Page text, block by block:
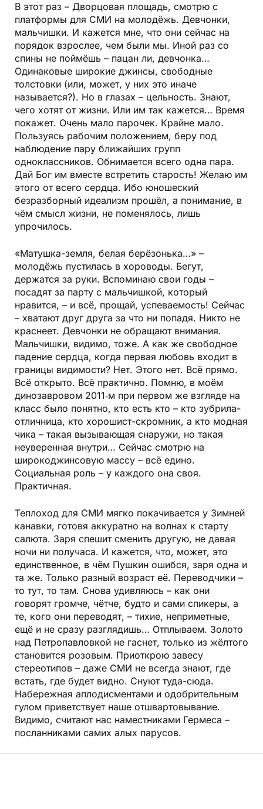
В этот раз – Дворцовая площадь, смотрю с
платформы для СМИ на молодёжь. Девчонки,
мальчишки. И кажется мне, что они сейчас на
порядок взрослее, чем были мы. Иной раз со
спины не поймёшь – пацан ли, девчонка…
Одинаковые широкие джинсы, свободные
толстовки (или, может, у них это иначе
называется?). Но в глазах – цельность. Знают,
чего хотят от жизни. Или им так кажется… Время
покажет. Очень мало парочек. Крайне мало.
Пользуясь рабочим положением, беру под
наблюдение пару ближайших групп
одноклассников. Обнимается всего одна пара.
Дай Бог им вместе встретить старость! Желаю им
этого от всего сердца. Ибо юношеский
безразборный идеализм прошёл, а понимание, в
чём смысл жизни, не поменялось, лишь
упрочилось.
«Матушка-земля, белая берёзонька…» –
молодёжь пустилась в хороводы. Бегут,
держатся за руки. Вспоминаю свои годы –
посадят за парту с мальчишкой, который
нравится, – и всё, прощай, успеваемость! Сейчас
– хватают друг друга за что ни попадя. Никто не
краснеет. Девчонки не обращают внимания.
Мальчишки, видимо, тоже. А как же свободное
падение сердца, когда первая любовь входит в
границы видимости? Нет. Этого нет. Всё прямо.
Всё открыто. Всё практично. Помню, в моём
динозавровом 2011‑м при первом же взгляде на
класс было понятно, кто есть кто – кто зубрила-
отличница, кто хорошист-скромник, а кто модная
чика – такая вызывающая снаружи, но такая
неуверенная внутри… Сейчас смотрю на
широкоджинсовую массу – всё едино.
Социальная роль – у каждого она своя.
Практичная.
Теплоход для СМИ мягко покачивается у Зимней
канавки, готовя аккуратно на волнах к старту
салюта. Заря спешит сменить другую, не давая
ночи ни получаса. И кажется, что, может, это
единственное, в чём Пушкин ошибся, заря одна и
та же. Только разный возраст её. Переводчики –
то тут, то там. Снова удивляюсь – как они
говорят громче, чётче, будто и сами спикеры, а
те, кого они переводят, – тихие, неприметные,
ещё и не сразу разглядишь… Отплываем. Золото
над Петропавловкой не гаснет, только из жёлтого
становится розовым. Приоткрою завесу
стереотипов – даже СМИ не всегда знают, где
встать, где будет видно. Снуют туда-сюда.
Набережная аплодисментами и одобрительным
гулом приветствует наше отшвартовывание.
Видимо, считают нас наместниками Гермеса –
посланниками самих алых парусов.